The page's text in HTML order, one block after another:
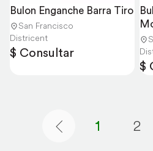
Bulon Enganche Barra Tiro
San Francisco
Districent
$ Consultar
$
1 2